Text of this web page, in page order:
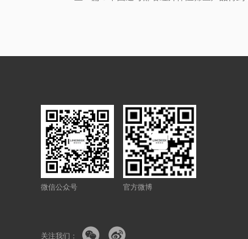
微信公众号 官方微博
关注我们：  